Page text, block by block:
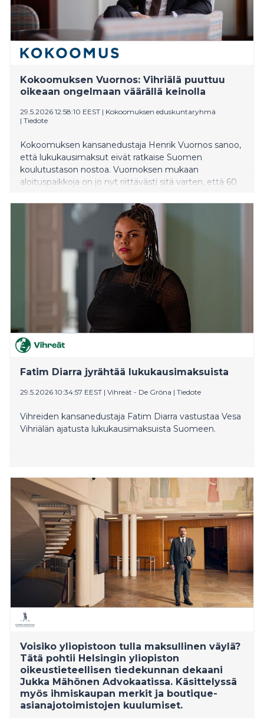
Kokoomuksen Vuornos: Vihriälä puuttuu
oikeaan ongelmaan väärällä keinolla
29.5.2026 12:58:10 EEST | Kokoomuksen eduskuntaryhmä
| Tiedote
Kokoomuksen kansanedustaja Henrik Vuornos sanoo,
että lukukausimaksut eivät ratkaise Suomen
koulutustason nostoa. Vuornoksen mukaan
aloituspaikkoja on jo nyt riittävästi sitä varten, että 60
mutta aloituspaikat ovat väärissä paikoissa ja väärillä
Fatim Diarra jyrähtää lukukausimaksuista
29.5.2026 10:34:57 EEST | Vihreät - De Gröna | Tiedote
Vihreiden kansanedustaja Fatim Diarra vastustaa Vesa
Vihriälän ajatusta lukukausimaksuista Suomeen.
Voisiko yliopistoon tulla maksullinen väylä?
Tätä pohtii Helsingin yliopiston
oikeustieteellisen tiedekunnan dekaani
Jukka Mähönen Advokaatissa. Käsittelyssä
myös ihmiskaupan merkit ja boutique-
asianajotoimistojen kuulumiset.